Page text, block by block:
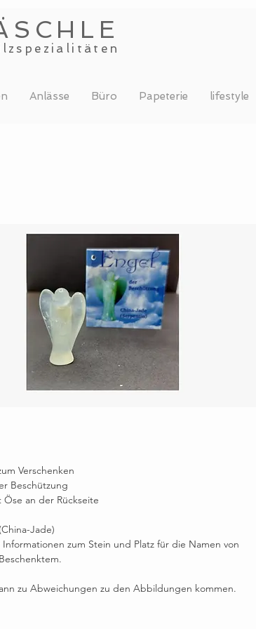
Anlässe Büro Papeterie lifestyle
Verschenken
Beschützung
an der Rückseite
Jade)
zum Stein und Platz für die Namen von
zu Abweichungen zu den Abbildungen kommen.